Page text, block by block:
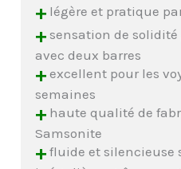
+ légère et pratique
+ sensation de
avec deux barres
+ excellent pour les
semaines
+ haute qualité de
Samsonite
+ fluide et silencieuse